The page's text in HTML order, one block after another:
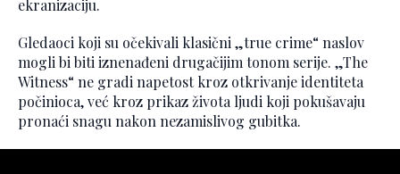
ekranizaciju.
Gledaoci koji su očekivali klasični „true crime“ naslov
mogli bi biti iznenađeni drugačijim tonom serije. „The
Witness“ ne gradi napetost kroz otkrivanje identiteta
počinioca, već kroz prikaz života ljudi koji pokušavaju
pronaći snagu nakon nezamislivog gubitka.